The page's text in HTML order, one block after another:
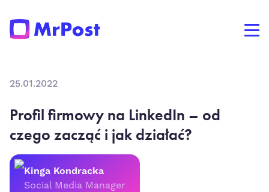
25.01.2022
Profil firmowy na LinkedIn – od
czego zacząć i jak działać?
Kinga Kondracka
Social Media Manager